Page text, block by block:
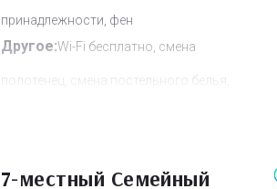
принадлежности, фен
Другое:Wi-Fi бесплатно, смена
полотенец, смена постельного белья,
7-местный Семейный